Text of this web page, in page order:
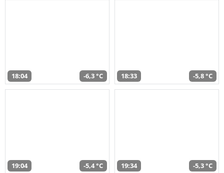
18:04 -6,3 °C 18:33 -5,8 °C
19:04 -5,4 °C 19:34 -5,3 °C